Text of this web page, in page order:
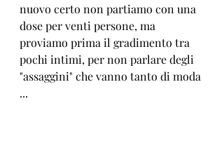
nuovo certo non partiamo con una
dose per venti persone, ma
proviamo prima il gradimento tra
pochi intimi, per non parlare degli
"assaggini" che vanno tanto di moda
...